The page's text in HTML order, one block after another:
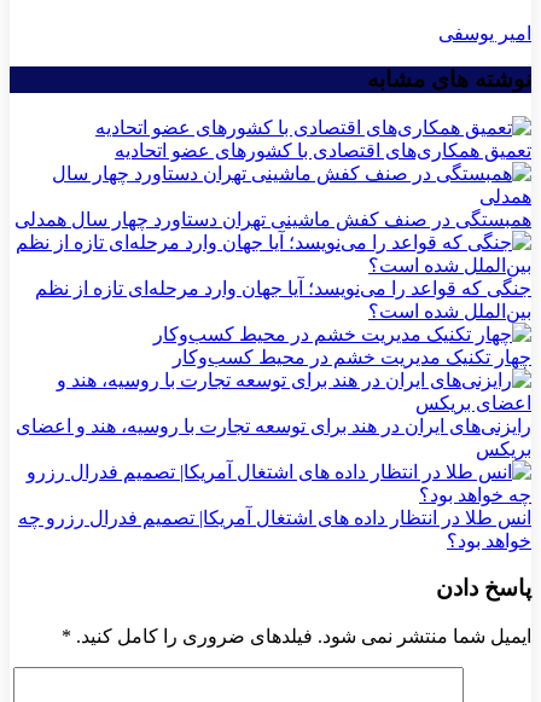
امیر یوسفی
نوشته های مشابه
تعمیق همکاری‌های اقتصادی با کشورهای عضو اتحادیه
همبستگی در صنف کفش ماشینی تهران دستاورد چهار سال همدلی
جنگی که قواعد را می‌نویسد؛ آیا جهان وارد مرحله‌ای تازه از نظم
بین‌الملل شده است؟
چهار تکنیک مدیریت خشم در محیط کسب‌وکار
رایزنی‌های ایران در هند برای توسعه تجارت با روسیه، هند و اعضای
بریکس
انس طلا در انتظار داده های اشتغال آمریکا| تصمیم فدرال رزرو چه
خواهد بود؟
پاسخ دادن
ایمیل شما منتشر نمی شود. فیلدهای ضروری را کامل کنید. *